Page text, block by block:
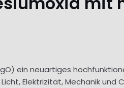
ein neuartiges
Elektrizität, Mechanik und